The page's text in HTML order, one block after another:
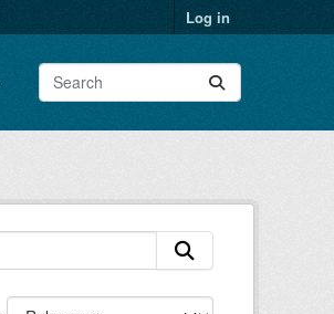
Log in